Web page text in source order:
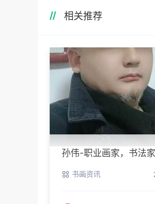
相关推荐
孙伟-职业画家，书法家
书画资讯